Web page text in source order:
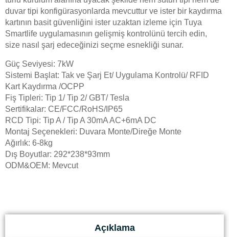
duvar tipi konfigürasyonlarda mevcuttur ve ister bir kaydırma
kartının basit güvenliğini ister uzaktan izleme için Tuya
Smartlife uygulamasının gelişmiş kontrolünü tercih edin,
size nasıl şarj edeceğinizi seçme esnekliği sunar.
Güç Seviyesi: 7kW
Sistemi Başlat: Tak ve Şarj Et/ Uygulama Kontrolü/ RFID
Kart Kaydırma /OCPP
Fiş Tipleri: Tip 1/ Tip 2/ GBT/ Tesla
Sertifikalar: CE/FCC/RoHS/IP65
RCD Tipi: Tip A / Tip A 30mA AC+6mA DC
Montaj Seçenekleri: Duvara Monte/Direğe Monte
Ağırlık: 6-8kg
Dış Boyutlar: 292*238*93mm
ODM&OEM: Mevcut
Açıklama